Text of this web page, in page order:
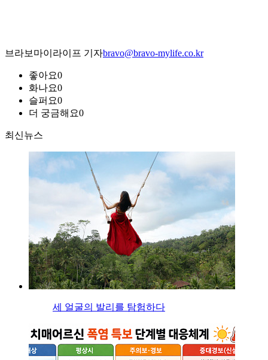
브라보마이라이프 기자bravo@bravo-mylife.co.kr
좋아요0
화나요0
슬퍼요0
더 궁금해요0
최신뉴스
세 얼굴의 발리를 탐험하다